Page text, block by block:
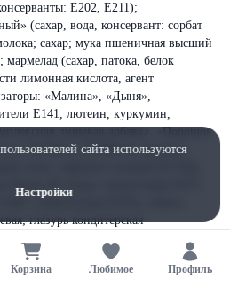
Е202, Е211);
(сахар, вода, консервант: сорбат
сахар; мука пшеничная высший
(сахар, патока, белок
лимонная кислота, агент
«Малина», «Дыня»,
Е141, лютеин, куркумин,
пищевая добавка. «Порошок
(Е450(i)), (Е500(ii)); крахмал
агент: карбонат кальция (Е170));
Колко ДС (вода, эмульгаторы Е471,
стабилизатор Е470а, этанол,
глазурь кондитерская
и модифицированном виде
(пальмоядровое) эмульгатор
Корзина Любимое Профиль
сайта используются
Настройки